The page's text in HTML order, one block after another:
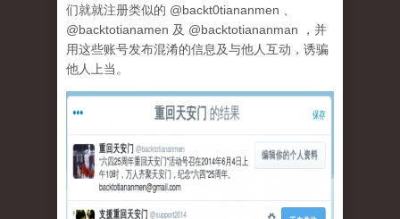
们就就注册类似的 @backt0tiananmen 、
@backtotianamen 及 @backtotiananman ，并
用这些账号发布混淆的信息及与他人互动，诱骗
他人上当。